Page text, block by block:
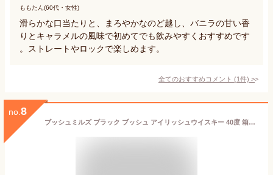
ももたん(60代・女性)
滑らかな口当たりと、まろやかなのど越し、バニラの甘い香
りとキャラメルの風味で初めてでも飲みやすくおすすめです
。ストレートやロックで楽しめます。
全てのおすすめコメント (1件) >
no. 8
ブッシュミルズ ブラック ブッシュ アイリッシュウイスキー 40度 箱なし 700ml 正規